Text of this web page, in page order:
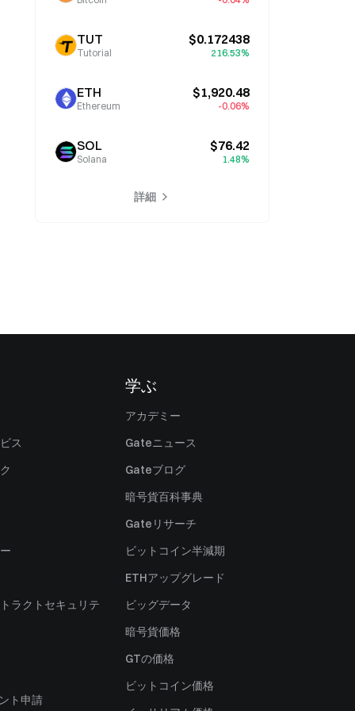
TUT
Tutorial
$0.172438
216.53%
ETH
Ethereum
$1,920.48
-0.06%
SOL
Solana
$76.42
1.48%
詳細
ス
ラクトセキュリテ
ト申請
学ぶ
アカデミー
Gateニュース
Gateブログ
暗号貨百科事典
Gateリサーチ
ビットコイン半減期
ETHアップグレード
ビッグデータ
暗号貨価格
GTの価格
ビットコイン価格